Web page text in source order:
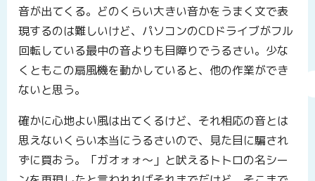
音が出てくる。どのくらい大きい音かをうまく文で表
現するのは難しいけど、パソコンのCDドライブがフル
回転している最中の音よりも目障りでうるさい。少な
くともこの扇風機を動かしていると、他の作業ができ
ないと思う。
確かに心地よい風は出てくるけど、それ相応の音とは
思えないくらい本当にうるさいので、見た目に騙され
ずに買おう。「ガオォォ〜」と吠えるトトロの名シー